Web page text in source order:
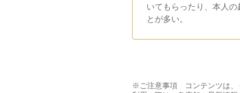
いてもらったり、本人
とが多い。
※ご注意事項 コンテンツは、